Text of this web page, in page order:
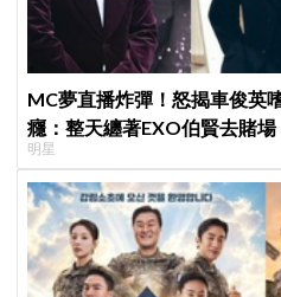
MC夢直播炸彈！怒揭車俊英
癮：整天纏著EXO伯賢去賭
「伯賢啊，男人就是要會賭」
明星